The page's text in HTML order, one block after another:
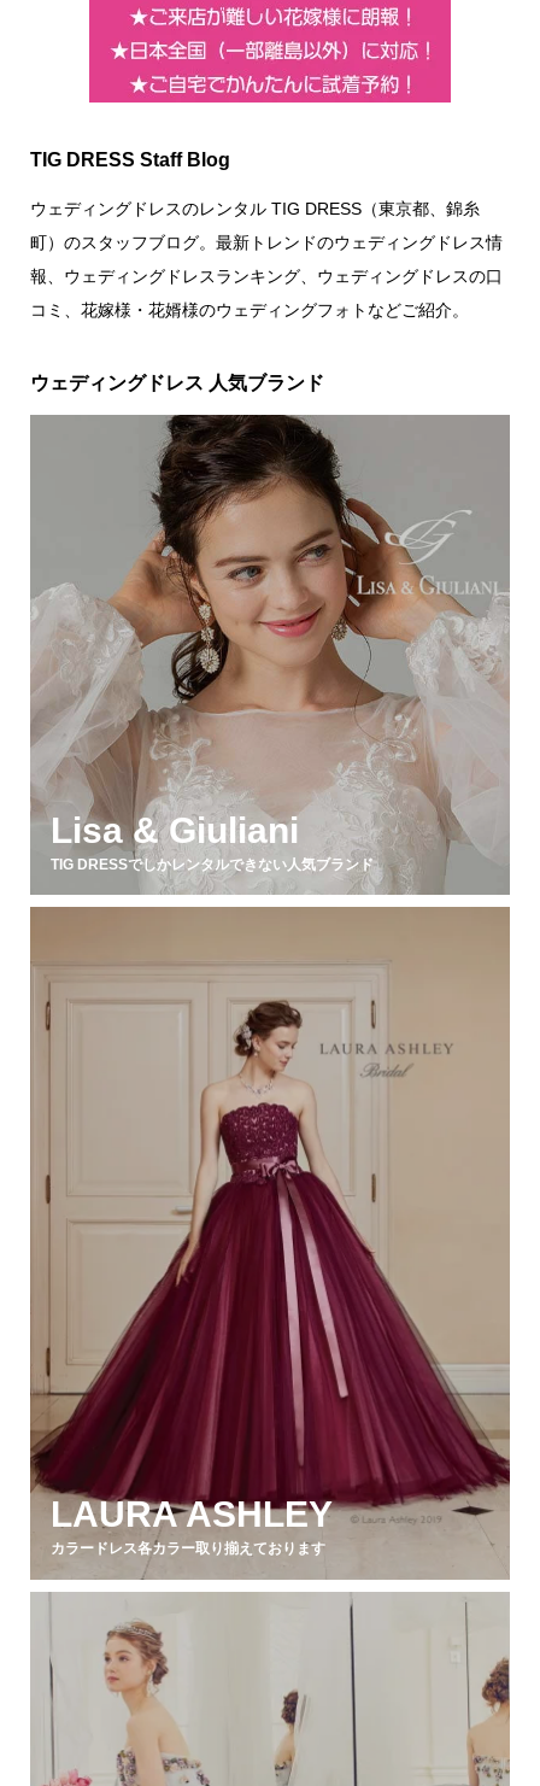
TIG DRESS Staff Blog
ウェディングドレスのレンタル TIG DRESS（東京都、錦糸
町）のスタッフブログ。最新トレンドのウェディングドレス情
報、ウェディングドレスランキング、ウェディングドレスの口
コミ、花嫁様・花婿様のウェディングフォトなどご紹介。
ウェディングドレス 人気ブランド
Lisa & Giuliani
TIG DRESSでしかレンタルできない人気ブランド
LAURA ASHLEY
カラードレス各カラー取り揃えております